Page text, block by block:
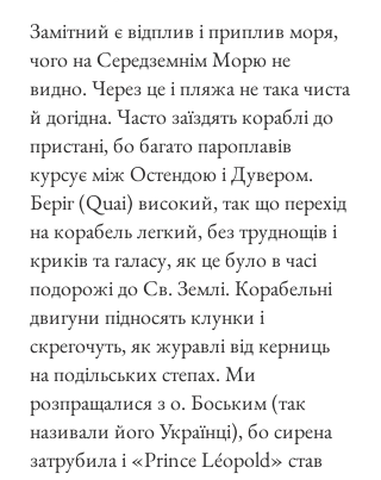
Замітний є відплив і приплив моря,
чого на Середземнім Морю не
видно. Через це і пляжа не така чиста
й догідна. Часто заїздять кораблі до
пристані, бо багато пароплавів
курсує між Остендою і Дувером.
Беріг (Quai) високий, так що перехід
на корабель легкий, без труднощів і
криків та галасу, як це було в часі
подорожі до Св. Землі. Корабельні
двигуни підносять клунки і
скрегочуть, як журавлі від керниць
на подільських степах. Ми
розпращалися з о. Боським (так
називали його Українці), бо сирена
затрубила і «Prince Léopold» став